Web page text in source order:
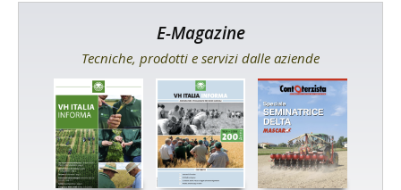
E-Magazine
Tecniche, prodotti e servizi dalle aziende